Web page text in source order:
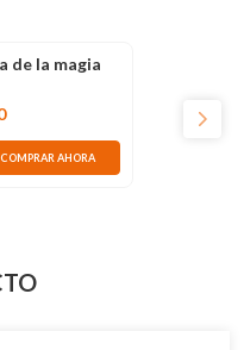
de la magia
COMPRAR AHORA